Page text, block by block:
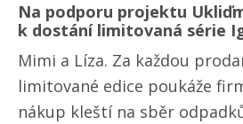
Na podporu projektu
k dostání limitovaná série
Mimi a Líza. Za každou
limitované edice poukáže
nákup kleští na sběr